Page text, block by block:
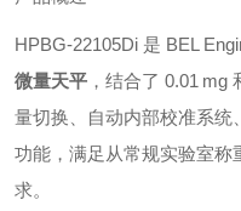
HPBG‑22105Di 是 BEL
微量天平 ，结合了 0.01 mg
量切换、自动内部校准系统
功能，满足从常规实验室称
求。